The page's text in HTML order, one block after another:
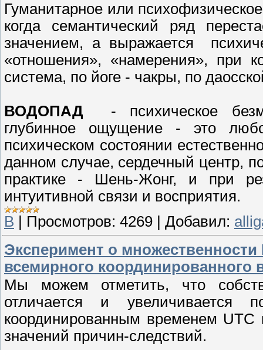
Гуманитарное или
когда семантический ряд
значением, а выражается
«отношения», «намерения», при
система, по йоге - чакры, по
ВОДОПАД - психическое
глубинное ощущение - это
психическом состоянии
данном случае, сердечный центр,
практике - Шень-Жонг, и при
интуитивной связи и восприятия.
В
Просмотров: 4269 Добавил:
Эксперимент о
всемирного координированного
Мы можем отметить, что
отличается и
координированным временем UTC
значений причин-следствий.